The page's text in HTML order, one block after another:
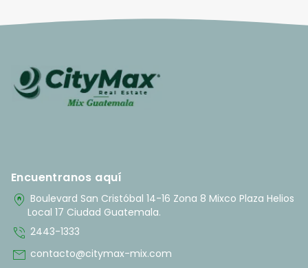
Encuentranos aquí
home_pin Boulevard San Cristóbal 14-16 Zona 8 Mixco Plaza Helios
Local 17 Ciudad Guatemala.
phone_in_talk 2443-1333
mail contacto@citymax-mix.com